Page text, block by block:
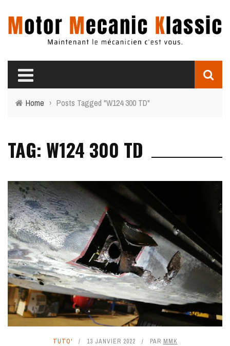
Home › Posts Tagged "W124 300 TD"
TAG: W124 300 TD
TUTO' 13 JANVIER 2022 PAR MMK